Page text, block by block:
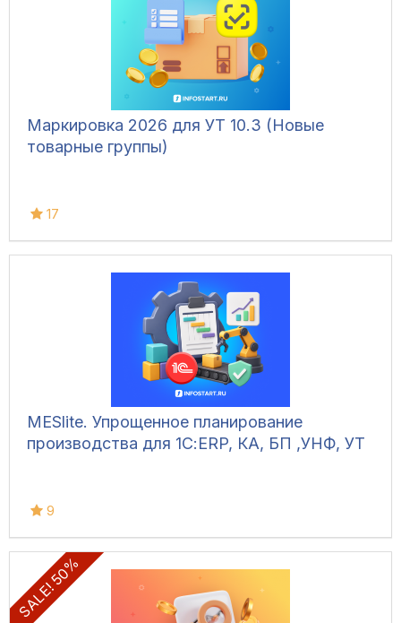
Маркировка 2026 для УТ 10.3 (Новые
товарные группы)
17
MESlite. Упрощенное планирование
производства для 1С:ERP, КА, БП ,УНФ, УТ
9
SALE! 50%